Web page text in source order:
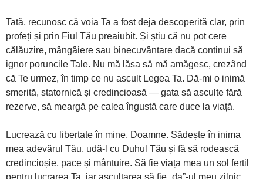
Tată, recunosc că voia Ta a fost deja descoperită clar, prin
profeți și prin Fiul Tău preaiubit. Și știu că nu pot cere
călăuzire, mângâiere sau binecuvântare dacă continui să
ignor poruncile Tale. Nu mă lăsa să mă amăgesc, crezând
că Te urmez, în timp ce nu ascult Legea Ta. Dă-mi o inimă
smerită, statornică și credincioasă — gata să asculte fără
rezerve, să meargă pe calea îngustă care duce la viață.
Lucrează cu libertate în mine, Doamne. Sădește în inima
mea adevărul Tău, udă-l cu Duhul Tău și fă să rodească
credincioșie, pace și mântuire. Să fie viața mea un sol fertil